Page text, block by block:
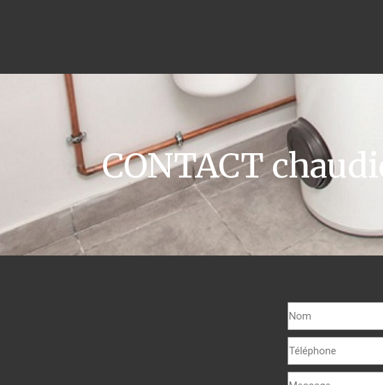
CONTACT